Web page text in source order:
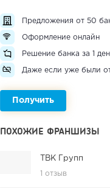
Предложения от 50
Оформление онлайн
Решение банка за 1
Даже если уже были
Получить
ПОХОЖИЕ ФРАНШИЗЫ
ТВК Групп
1 отзыв